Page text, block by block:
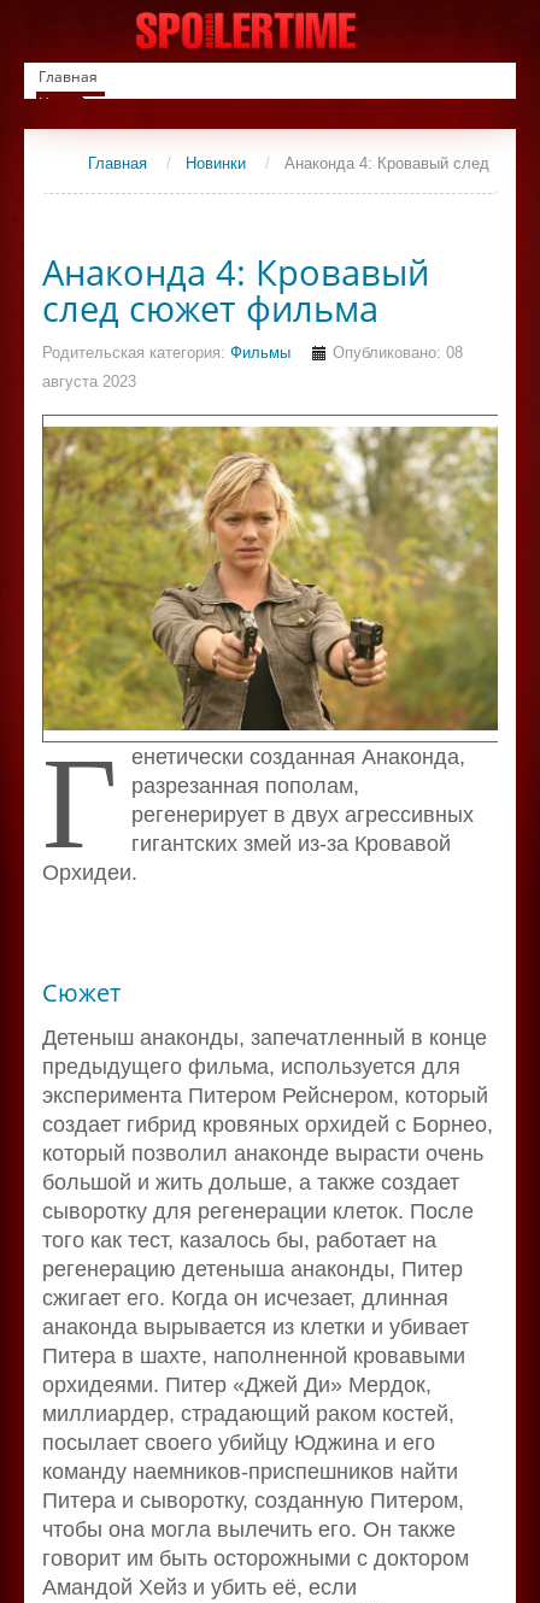
Главная
Новинки
Список фильмов
СериалыГлавная / Новинки / Анаконда 4: Кровавый след
Анаконда 4: Кровавый
след сюжет фильма
Родительская категория: Фильмы
Опубликовано: 08
августа 2023
Г енетически созданная Анаконда,
разрезанная пополам,
регенерирует в двух агрессивных
гигантских змей из-за Кровавой
Орхидеи.
Сюжет
Детеныш анаконды, запечатленный в конце
предыдущего фильма, используется для
эксперимента Питером Рейснером, который
создает гибрид кровяных орхидей с Борнео,
который позволил анаконде вырасти очень
большой и жить дольше, а также создает
сыворотку для регенерации клеток. После
того как тест, казалось бы, работает на
регенерацию детеныша анаконды, Питер
сжигает его. Когда он исчезает, длинная
анаконда вырывается из клетки и убивает
Питера в шахте, наполненной кровавыми
орхидеями. Питер «Джей Ди» Мердок,
миллиардер, страдающий раком костей,
посылает своего убийцу Юджина и его
команду наемников-приспешников найти
Питера и сыворотку, созданную Питером,
чтобы она могла вылечить его. Он также
говорит им быть осторожными с доктором
Амандой Хейз и убить её, если